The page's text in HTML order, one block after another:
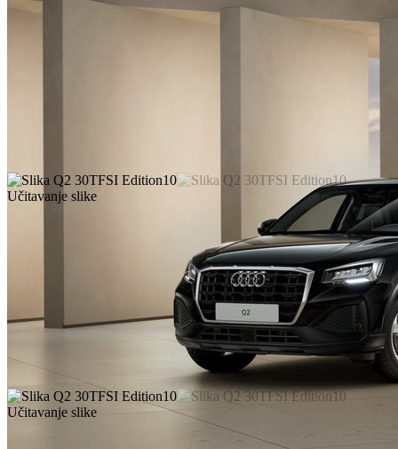
Učitavanje slike
Učitavanje slike